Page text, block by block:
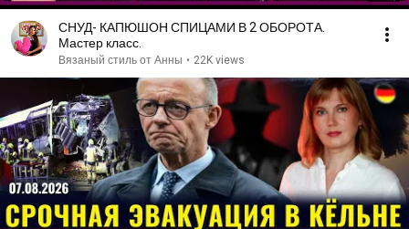
СНУД- КАПЮШОН СПИЦАМИ В 2 ОБОРОТА.
Мастер класс.
Вязаный стиль от Анны • 22K views